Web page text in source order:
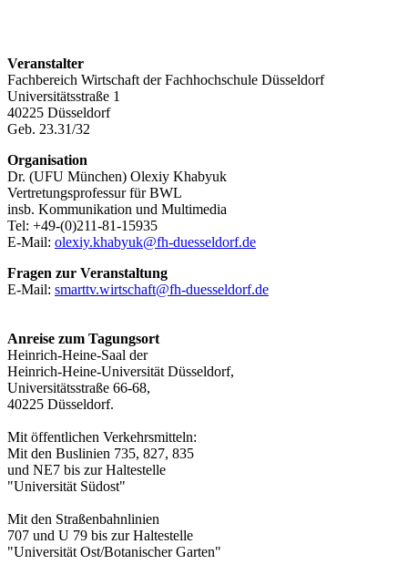
Veranstalter
Fachbereich Wirtschaft der Fachhochschule Düsseldorf
Universitätsstraße 1
40225 Düsseldorf
Geb. 23.31/32
Organisation
Dr. (UFU München) Olexiy Khabyuk
Vertretungsprofessur für BWL
insb. Kommunikation und Multimedia
Tel: +49-(0)211-81-15935
E-Mail: olexiy.khabyuk@fh-duesseldorf.de
Fragen zur Veranstaltung
E-Mail: smarttv.wirtschaft@fh-duesseldorf.de
Anreise zum Tagungsort
Heinrich-Heine-Saal der
Heinrich-Heine-Universität Düsseldorf,
Universitätsstraße 66-68,
40225 Düsseldorf.
Mit öffentlichen Verkehrsmitteln:
Mit den Buslinien 735, 827, 835
und NE7 bis zur Haltestelle
"Universität Südost"
Mit den Straßenbahnlinien
707 und U 79 bis zur Haltestelle
"Universität Ost/Botanischer Garten"